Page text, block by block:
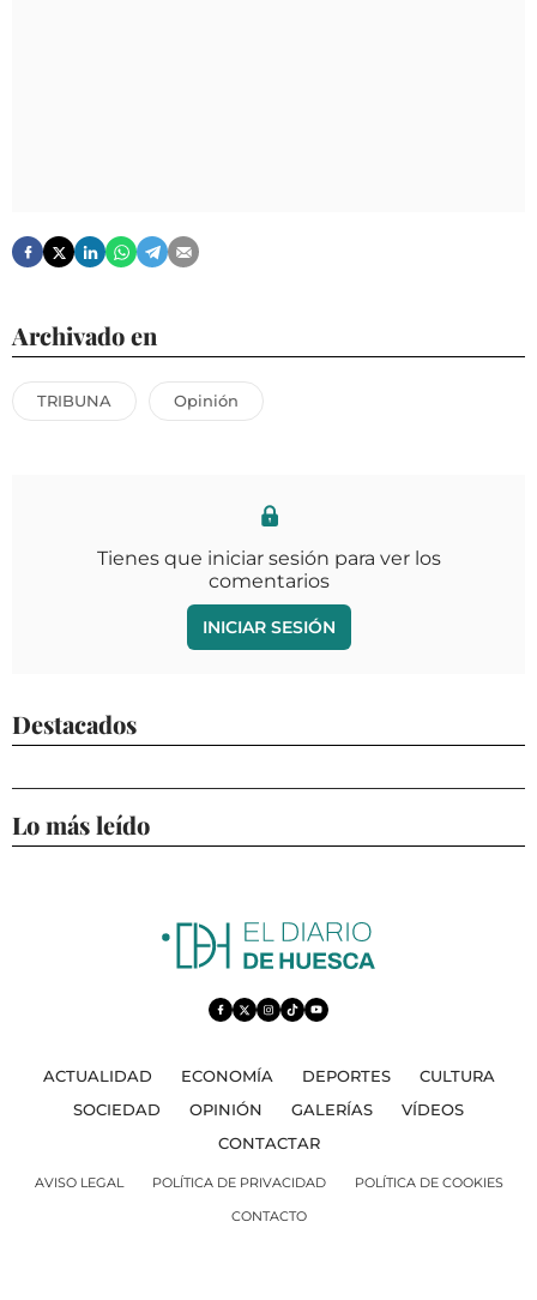
Archivado en
TRIBUNA Opinión
Tienes que iniciar sesión para ver los
comentarios
INICIAR SESIÓN
Destacados
Lo más leído
ACTUALIDAD ECONOMÍA DEPORTES
CULTURA
SOCIEDAD
OPINIÓN GALERÍAS
VÍDEOS
CONTACTAR
AVISO LEGAL POLÍTICA DE PRIVACIDAD
POLÍTICA DE COOKIES
CONTACTO